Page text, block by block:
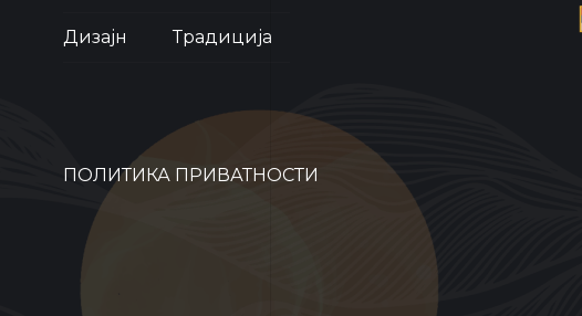
Дизајн Традиција
ПОЛИТИКА ПРИВАТНОСТИ